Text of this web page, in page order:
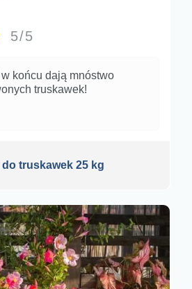
5/5
końcu dają mnóstwo
truskawek!
do truskawek 25 kg